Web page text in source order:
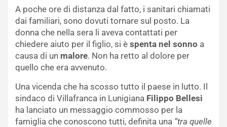
A poche ore di distanza dal fatto, i sanitari chiamati
dai familiari, sono dovuti tornare sul posto. La
donna che nella sera li aveva contattati per
chiedere aiuto per il figlio, si è spenta nel sonno a
causa di un malore. Non ha retto al dolore per
quello che era avvenuto.
Una vicenda che ha scosso tutto il paese in lutto. Il
sindaco di Villafranca in Lunigiana Filippo Bellesi
ha lanciato un messaggio commosso per la
famiglia che conoscono tutti, definita una “tra quelle